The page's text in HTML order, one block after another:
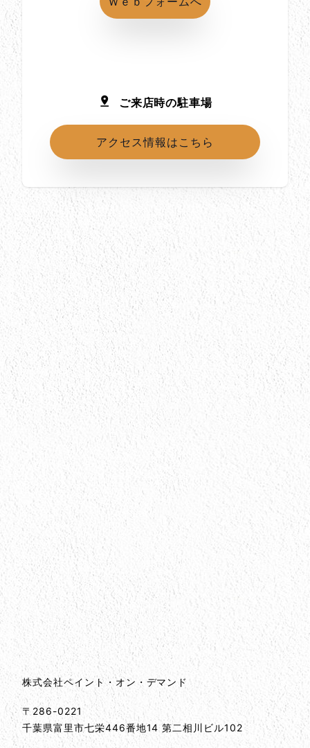
ご来店時の駐車場
アクセス情報はこちら
所在地
会社情報とサイトマップ
会社情報
株式会社ペイント・オン・デマンド
〒286-0221
千葉県富里市七栄446番地14 第二相川ビル102